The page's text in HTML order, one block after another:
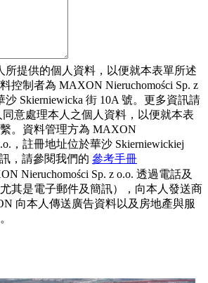
所提供的個人資料，以便就本表單所述
控制者為 MAXON Nieruchomości Sp. z
Skierniewicka 街 10A 號。更多資訊請
同意處理本人之個人資料，以便就本表
。資料管理方為 MAXON
，註冊地址位於華沙 Skierniewickiej
，請參閱我們的 參考手冊
Nieruchomości Sp. z o.o. 透過電話及
其是電子郵件及簡訊），向本人發送商
向本人傳送廣告資料以及房地產與服